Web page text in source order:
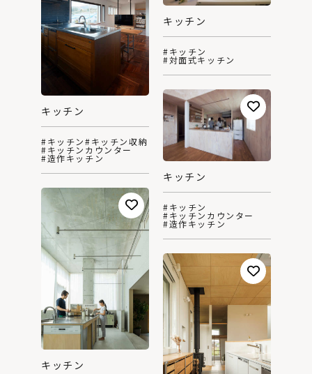
キッチン
#キッチン#キッチン収納
#キッチンカウンター
#造作キッチン
キッチン
#キッチン
#対面式キッチン
キッチン
#キッチン
#キッチンカウンター
#造作キッチン
キッチン